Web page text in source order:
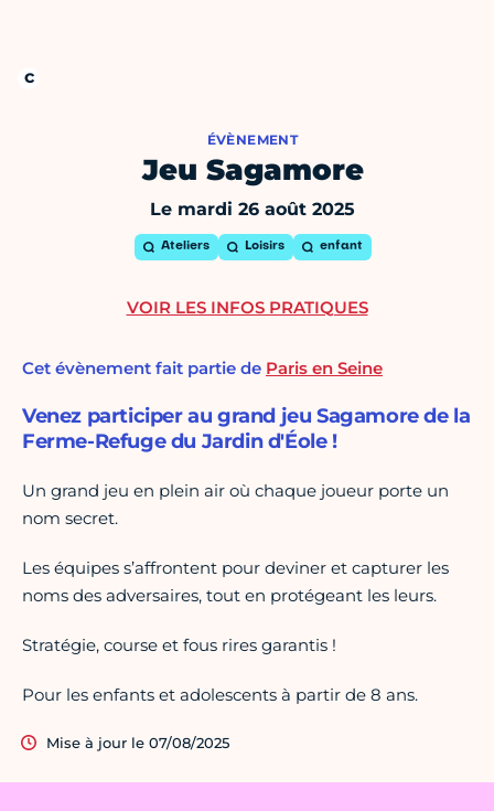
ÉVÈNEMENT
Jeu Sagamore
Le mardi 26 août 2025
Ateliers Loisirs enfant
Cet évènement fait partie de Paris en Seine
Venez participer au grand jeu Sagamore de la
Ferme-Refuge du Jardin d'Éole !
Un grand jeu en plein air où chaque joueur porte un
nom secret.
Les équipes s’affrontent pour deviner et capturer les
noms des adversaires, tout en protégeant les leurs.
Stratégie, course et fous rires garantis !
Pour les enfants et adolescents à partir de 8 ans.
Mise à jour le 07/08/2025
VOIR LES INFOS PRATIQUES